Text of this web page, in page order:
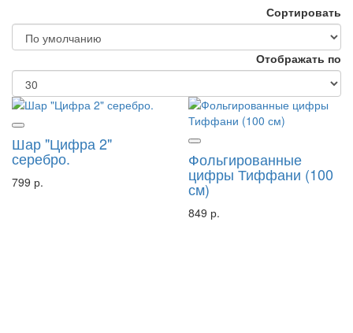
Сортировать
Отображать по
Шар "Цифра 2"
серебро.
799 р.
Фольгированные
цифры Тиффани (100
см)
849 р.